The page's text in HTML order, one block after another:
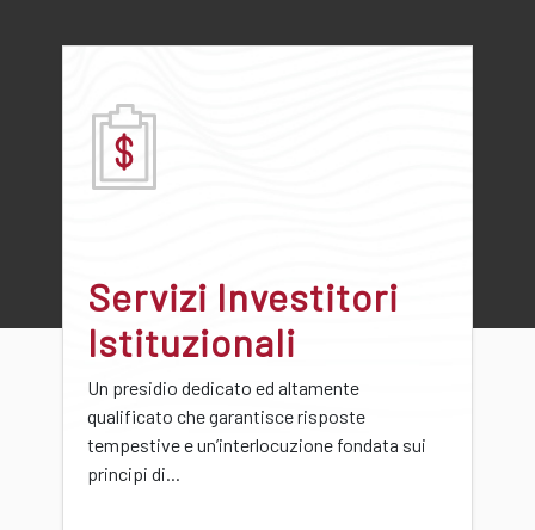
Servizi Investitori
Istituzionali
Un presidio dedicato ed altamente
qualificato che garantisce risposte
tempestive e un’interlocuzione fondata sui
principi di...